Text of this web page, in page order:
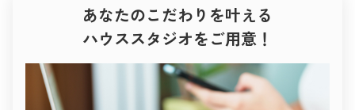
あなたのこだわりを叶える
ハウススタジオをご用意！